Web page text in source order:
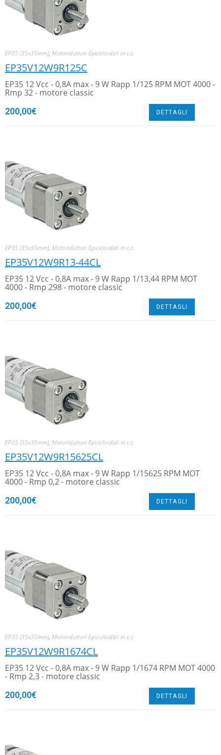
EP35 (35x35mm), Motoriduttori Epicicloidali in c.c.
EP35V12W9R125C
EP35 12 Vcc - 0,8A max - 9 W Rapp 1/125 RPM MOT 4000 -
Rmp 32 - motore classic
200,00€ DETTAGLI
EP35 (35x35mm), Motoriduttori Epicicloidali in c.c.
EP35V12W9R13-44CL
EP35 12 Vcc - 0,8A max - 9 W Rapp 1/13,44 RPM MOT
4000 - Rmp 298 - motore classic
200,00€ DETTAGLI
EP35 (35x35mm), Motoriduttori Epicicloidali in c.c.
EP35V12W9R15625CL
EP35 12 Vcc - 0,8A max - 9 W Rapp 1/15625 RPM MOT
4000 - Rmp 0,2 - motore classic
200,00€ DETTAGLI
EP35 (35x35mm), Motoriduttori Epicicloidali in c.c.
EP35V12W9R1674CL
EP35 12 Vcc - 0,8A max - 9 W Rapp 1/1674 RPM MOT 4000
- Rmp 2,3 - motore classic
200,00€ DETTAGLI